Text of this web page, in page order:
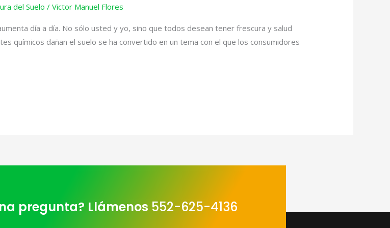
del Suelo /Victor Manuel Flores
día a día. No sólo usted y yo, sino que todos desean tener frescura y salud
químicos dañan el suelo se ha convertido en un tema con el que los consumidores
pregunta? Llámenos 552-625-4136